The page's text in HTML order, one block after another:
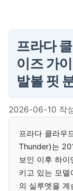
프라다
이즈 가
발볼 핏
2026-06-10 작
프라다 클라우
Thunder)는
보인 이후 하이
키고 있는 모델
의 실루엣을 계